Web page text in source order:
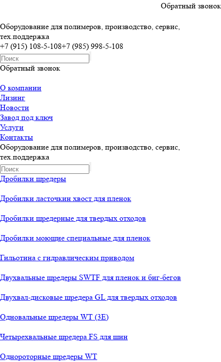
Обратный звонок
Оборудование для полимеров, производство, сервис,
тех.поддержка
+7 (915) 108-5-108+7 (985) 998-5-108
Обратный звонок
О компании
Лизинг
Новости
Завод под ключ
Услуги
Контакты
Оборудование для полимеров, производство, сервис,
тех.поддержка
Дробилки шредеры
Дробилки ласточкин хвост для пленок
Дробилки шредерные для твердых отходов
Дробилки моющие специальные для пленок
Гильотина с гидравлическим приводом
Двухвальные шредеры SWTF для пленок и биг-бегов
Двухвал-дисковые шредера GL для твердых отходов
Одновальные шредеры WT (3E)
Четырехвальные шредера FS для шин
Однороторные шредеры WT